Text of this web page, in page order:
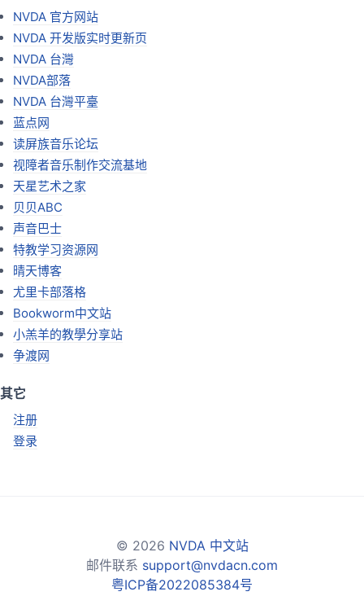
NVDA 官方网站
NVDA 开发版实时更新页
NVDA 台灣
NVDA部落
NVDA 台灣平臺
蓝点网
读屏族音乐论坛
视障者音乐制作交流基地
天星艺术之家
贝贝ABC
声音巴士
特教学习资源网
晴天博客
尤里卡部落格
Bookworm中文站
小羔羊的教學分享站
争渡网
其它
注册
登录
© 2026 NVDA 中文站
邮件联系 support@nvdacn.com
粤ICP备2022085384号